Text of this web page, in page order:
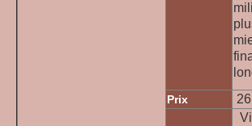
Prix 26